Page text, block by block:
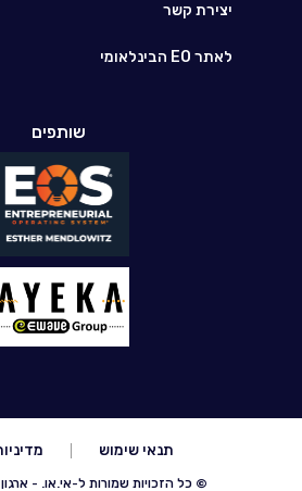
יצירת קשר
לאתר EO הבינלאומי
שותפים
© כל הזכויות שמורות ל-אי.או. -
תנאי שימוש